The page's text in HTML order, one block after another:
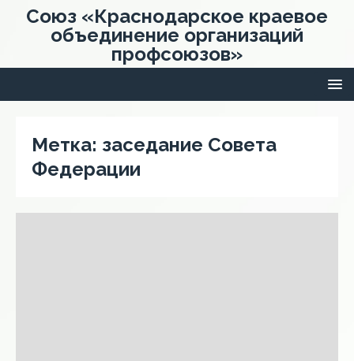
Союз «Краснодарское краевое
объединение организаций
профсоюзов»
Метка: заседание Совета
Федерации